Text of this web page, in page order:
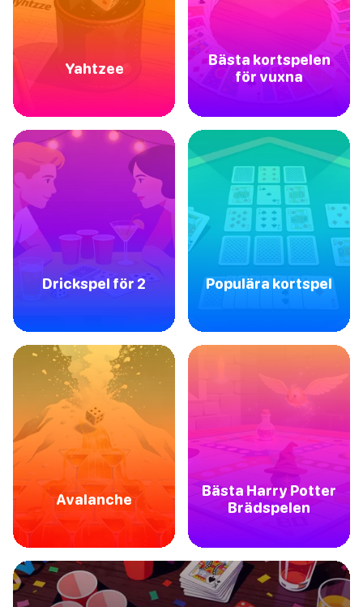
Yahtzee
Bästa kortspelen
för vuxna
Drickspel för 2 Populära kortspel
Avalanche
Bästa Harry Potter
Brädspelen